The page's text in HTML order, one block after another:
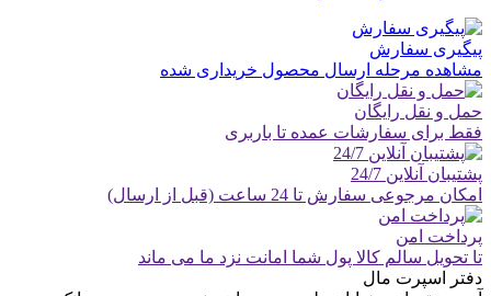
پیگیری سفارش
مشاهده مرحله ارسال محصول خریداری شده
حمل و نقل رایگان
فقط برای سفارشات عمده تا باربری
پشتیبان آنلاین 24/7
امکان مرجوعی سفارش تا 24 ساعت (قبل از ارسال)
پرداخت امن
تا تحویل سالم کالا پول شما امانت نزد ما می ماند
دفتر اسپرت مال